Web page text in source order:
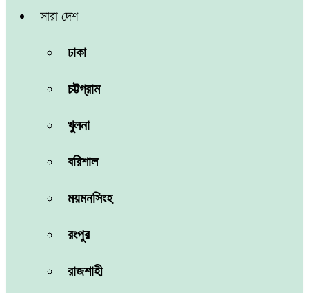
সারা দেশ
ঢাকা
চট্টগ্রাম
খুলনা
বরিশাল
ময়মনসিংহ
রংপুর
রাজশাহী